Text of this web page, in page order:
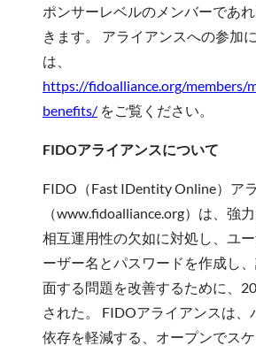
ポンサーレベルのメンバーであ
きます。 アライアンスへの参加
は、
https://fidoalliance.org/members/
benefits/ をご覧ください。
FIDOアライアンスについて
FIDO（Fast IDentity Online）ア
（www.fidoalliance.org）は、強
相互運用性の欠如に対処し、ユ
ーザー名とパスワードを作成し
面する問題を改善するために、
された。 FIDOアライアンスは、
依存を軽減する、オープンでス